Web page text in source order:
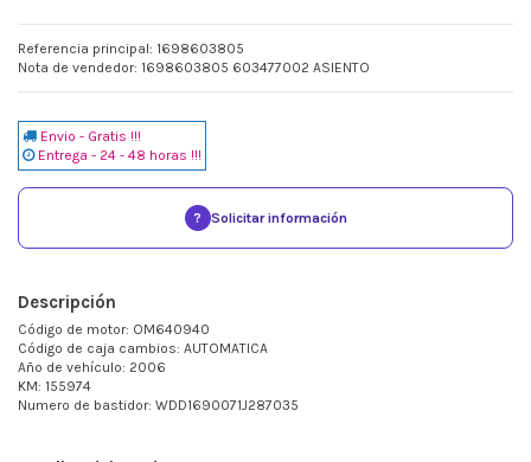
Referencia principal: 1698603805
Nota de vendedor: 1698603805 603477002 ASIENTO
Envio - Gratis !!!
Entrega - 24 - 48 horas !!!
? Solicitar información
Descripción
Código de motor: OM640940
Código de caja cambios: AUTOMATICA
Año de vehículo: 2006
KM: 155974
Numero de bastidor: WDD1690071J287035